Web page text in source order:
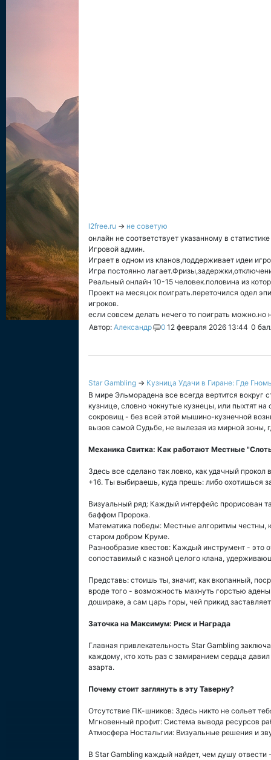
l2free.ru → не советую
онлайн не соответствует указанному в
Игровой админ.
Играет в одном из кланов,поддерживает идеи
Игра постоянно
Реальный онлайн 10-15 человек.половина из
Проект на месяцок поиграть.переточился одел
игроков.
если совсем делать нечего то поиграть можно.но
Автор: Александр 0 12 февраля 2026 13:44 0
Star Gambling → Кузница Удачи в Гиране: Где
В мире Эльморадена все всегда вертится вокруг
кузнице, словно чокнутые кузнецы, или пыхтят
сокровищ - без всей этой мышино-кузнечной
вызов самой Судьбе, не вылезая из мирной зоны,
Механика Свитка: Как работают Местные
Здесь все сделано так ловко, как удачный
+16. Ты выбираешь, куда прешь: либо охотишься
Визуальный ряд: Каждый интерфейс прорисован
баффом Пророка.
Математика победы: Местные алгоритмы честны,
старом добром Круме.
Разнообразие квестов: Каждый инструмент - это
сопоставимый с казной целого клана,
Представь: стоишь ты, значит, как вкопанный,
вроде того - возможность махнуть горстью
дошираке, а сам царь горы, чей прикид
Заточка на Максимум: Риск и Награда
Главная привлекательность Star Gambling
каждому, кто хоть раз с замиранием сердца
азарта.
Почему стоит заглянуть в эту Таверну?
Отсутствие ПК-шников: Здесь никто не сольет
Мгновенный профит: Система вывода ресурсов
Атмосфера Ностальгии: Визуальные решения и
В Star Gambling каждый найдет, чем душу отвести